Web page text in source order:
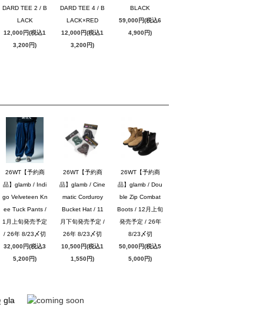
DARD TEE 2 / B
LACK
12,000円(税込1
3,200円)
DARD TEE 4 / B
LACK×RED
12,000円(税込1
3,200円)
BLACK
59,000円(税込6
4,900円)
26WT【予約商
品】glamb / Indi
go Velveteen Kn
ee Tuck Pants /
1月上旬発売予定
/ 26年 8/23〆切
32,000円(税込3
5,200円)
26WT【予約商
品】glamb / Cine
matic Corduroy
Bucket Hat / 11
月下旬発売予定 /
26年 8/23〆切
10,500円(税込1
1,550円)
26WT【予約商
品】glamb / Dou
ble Zip Combat
Boots / 12月上旬
発売予定 / 26年
8/23〆切
50,000円(税込5
5,000円)
gla